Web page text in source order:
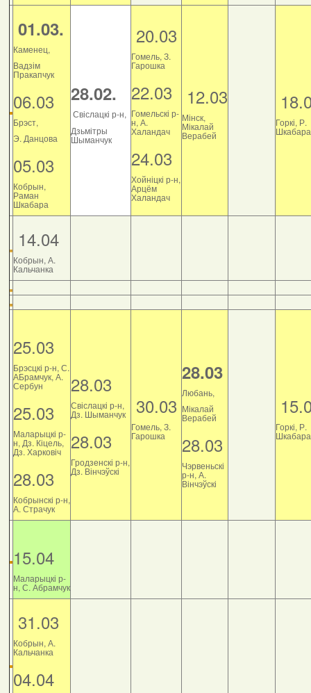
01.03.
Каменец,
Вадзім
Пракапчук
06.03
Брэст,
Э. Данцова
05.03
Кобрын,
Раман
Шкабара
28.02.
Свіслацкі р-н,
Дзьмітры
Шыманчук
20.03
Гомель, З.
Гарошка
22.03
Гомельскі р-
н, А.
Халандач
24.03
Хойніцкі р-н,
Арцём
Халандач
12.03
Мінск,
Мікалай
Верабей
Горкі, Р.
Шкабара
14.04
Кобрын, А.
Кальчанка
25.03
Брэсцкі р-н, С.
АБрамчук, А.
Сербун
25.03
Маларыцкі р-
н, Дз. Кіцель,
Дз. Харковіч
28.03
Кобрынскі р-н,
А. Страчук
28.03
Свіслацкі р-н,
Дз. Шыманчук
28.03
Гродзенскі р-н,
Дз. Вінчэўскі
30.03
Гомель, З.
Гарошка
28.03
Любань,
Мікалай
Верабей
28.03
Чэрвеньскі
р-н, А.
Вінчэўскі
Горкі, Р.
Шкабара
15.04
Маларыцкі р-
н, С. Абрамчук
31.03
Кобрын, А.
Кальчанка
04.04